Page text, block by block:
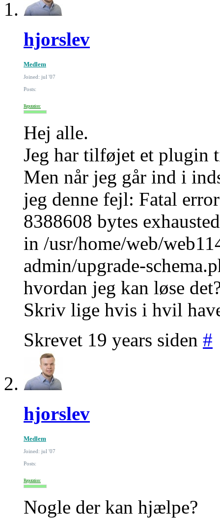
hjorslev
Medlem
Joined: jul '07
Posts:
Reputation:
Hej alle.
Jeg har tilføjet et plugin
Men når jeg går ind i
jeg denne fejl: Fatal
8388608 bytes
in /usr/home/web/
admin/upgrade-
hvordan jeg kan løse
Skriv lige hvis i hvil
Skrevet 19 years siden #
hjorslev
Medlem
Joined: jul '07
Posts:
Reputation:
Nogle der kan hjælpe?